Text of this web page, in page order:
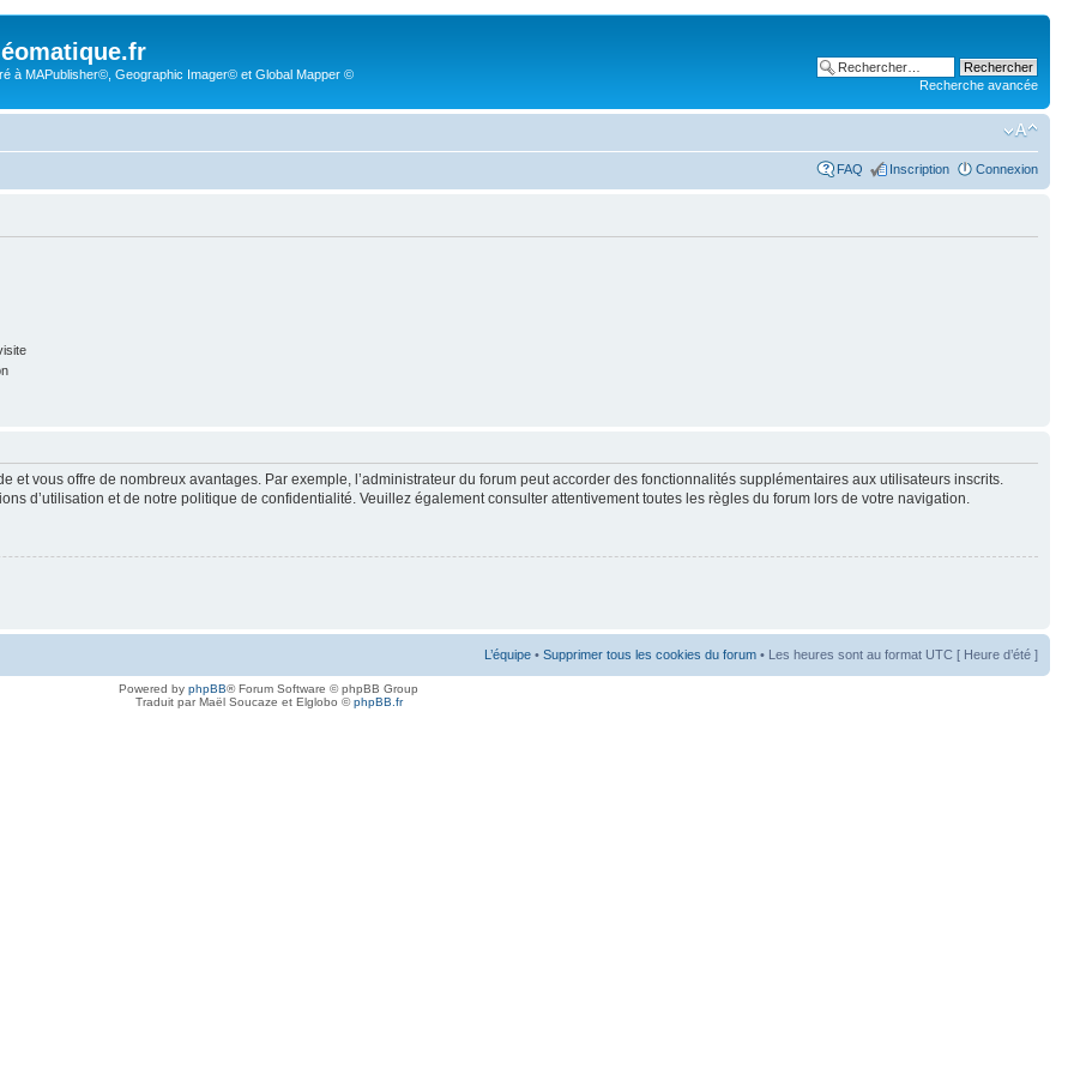
à MAPublisher©, Geographic Imager© et Global Mapper ©
Recherche avancée
FAQ Inscription Connexion
et vous offre de nombreux avantages. Par exemple, l’administrateur du forum peut accorder des fonctionnalités supplémentaires aux utilisateurs inscrits.
d’utilisation et de notre politique de confidentialité. Veuillez également consulter attentivement toutes les règles du forum lors de votre navigation.
L’équipe • Supprimer tous les cookies du forum • Les heures sont au format UTC [ Heure d’été ]
Powered by phpBB® Forum Software © phpBB Group
Traduit par Maël Soucaze et Elglobo ©phpBB.fr